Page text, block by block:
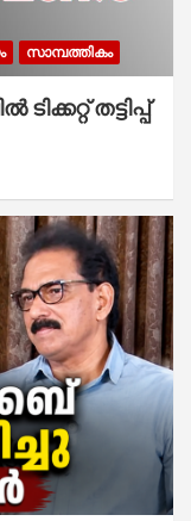
സാമ്പത്തികം
തട്ടിപ്പ്